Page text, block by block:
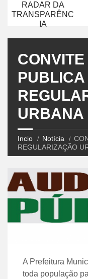
RADAR DA
TRANSPARÊNC
IA
PUBLICA
URBANA
Incio Notícia
REGULARIZAÇÃO
A Prefeitura
toda população